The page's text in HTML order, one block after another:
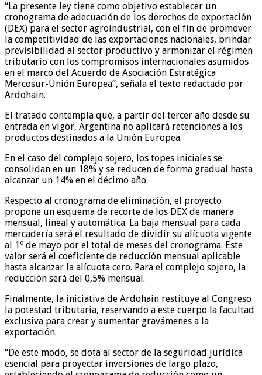
“La presente ley tiene como objetivo establecer un
cronograma de adecuación de los derechos de exportación
(DEX) para el sector agroindustrial, con el fin de promover
la competitividad de las exportaciones nacionales, brindar
previsibilidad al sector productivo y armonizar el régimen
tributario con los compromisos internacionales asumidos
en el marco del Acuerdo de Asociación Estratégica
Mercosur-Unión Europea”, señala el texto redactado por
Ardohain.
El tratado contempla que, a partir del tercer año desde su
entrada en vigor, Argentina no aplicará retenciones a los
productos destinados a la Unión Europea.
En el caso del complejo sojero, los topes iniciales se
consolidan en un 18% y se reducen de forma gradual hasta
alcanzar un 14% en el décimo año.
Respecto al cronograma de eliminación, el proyecto
propone un esquema de recorte de los DEX de manera
mensual, lineal y automática. La baja mensual para cada
mercadería será el resultado de dividir su alícuota vigente
al 1º de mayo por el total de meses del cronograma. Este
valor será el coeficiente de reducción mensual aplicable
hasta alcanzar la alícuota cero. Para el complejo sojero, la
reducción será del 0,5% mensual.
Finalmente, la iniciativa de Ardohain restituye al Congreso
la potestad tributaria, reservando a este cuerpo la facultad
exclusiva para crear y aumentar gravámenes a la
exportación.
“De este modo, se dota al sector de la seguridad jurídica
esencial para proyectar inversiones de largo plazo,